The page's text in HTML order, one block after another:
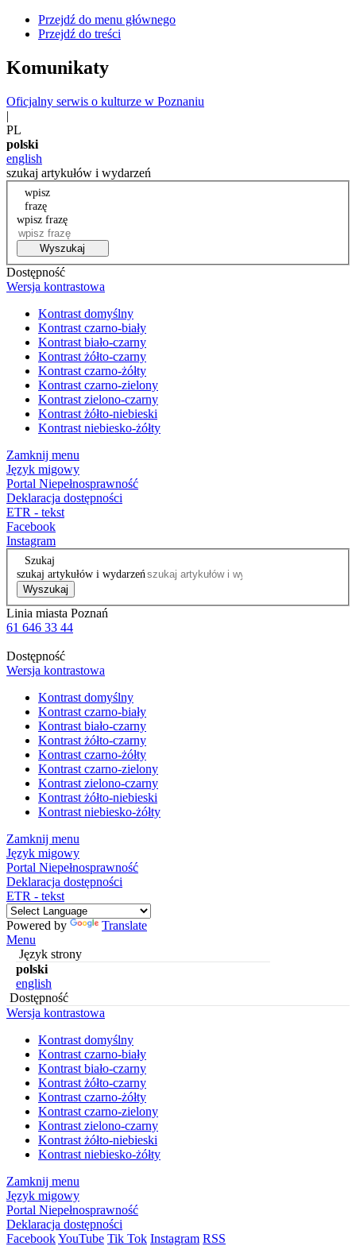
Przejdź do menu głównego
Przejdź do treści
Komunikaty
Oficjalny serwis o kulturze w Poznaniu
|
PL
polski
english
szukaj artykułów i wydarzeń
wpisz
frazę
wpisz frazę
Wyszukaj
Dostępność
Wersja kontrastowa
Kontrast domyślny
Kontrast czarno-biały
Kontrast biało-czarny
Kontrast żółto-czarny
Kontrast czarno-żółty
Kontrast czarno-zielony
Kontrast zielono-czarny
Kontrast żółto-niebieski
Kontrast niebiesko-żółty
Zamknij menu
Język migowy
Portal Niepełnosprawność
Deklaracja dostępności
ETR - tekst
Facebook
Instagram
Szukaj
szukaj artykułów i wydarzeń
Wyszukaj
Linia miasta Poznań
61 646 33 44
Dostępność
Wersja kontrastowa
Kontrast domyślny
Kontrast czarno-biały
Kontrast biało-czarny
Kontrast żółto-czarny
Kontrast czarno-żółty
Kontrast czarno-zielony
Kontrast zielono-czarny
Kontrast żółto-niebieski
Kontrast niebiesko-żółty
Zamknij menu
Język migowy
Portal Niepełnosprawność
Deklaracja dostępności
ETR - tekst
Powered by
Translate
Menu
Język strony
polski
english
Dostępność
Wersja kontrastowa
Kontrast domyślny
Kontrast czarno-biały
Kontrast biało-czarny
Kontrast żółto-czarny
Kontrast czarno-żółty
Kontrast czarno-zielony
Kontrast zielono-czarny
Kontrast żółto-niebieski
Kontrast niebiesko-żółty
Zamknij menu
Język migowy
Portal Niepełnosprawność
Deklaracja dostępności
FacebookYouTube Tik Tok Instagram RSS